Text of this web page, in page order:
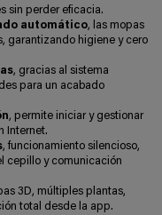
sin perder eficacia.
automático, las mopas
garantizando higiene y cero
, gracias al sistema
para un acabado
, permite iniciar y gestionar
Internet.
, funcionamiento silencioso,
cepillo y comunicación
3D, múltiples plantas,
total desde la app.